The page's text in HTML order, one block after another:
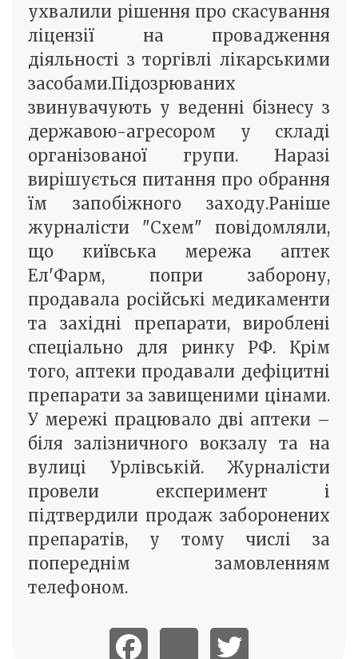
ухвалили рішення про скасування
ліцензії на провадження
діяльності з торгівлі лікарськими
засобами.Підозрюваних
звинувачують у веденні бізнесу з
державою-агресором у складі
організованої групи. Наразі
вирішується питання про обрання
їм запобіжного заходу.Раніше
журналісти "Схем" повідомляли,
що київська мережа аптек
Ел'Фарм, попри заборону,
продавала російські медикаменти
та західні препарати, вироблені
спеціально для ринку РФ. Крім
того, аптеки продавали дефіцитні
препарати за завищеними цінами.
У мережі працювало дві аптеки –
біля залізничного вокзалу та на
вулиці Урлівській. Журналісти
провели експеримент і
підтвердили продаж заборонених
препаратів, у тому числі за
попереднім замовленням
телефоном.